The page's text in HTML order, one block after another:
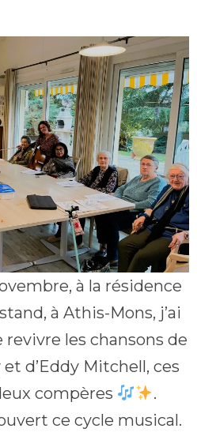
à la résidence
à Athis-Mons, j’ai
les chansons de
d’Eddy Mitchell, ces
compères
.
ce cycle musical.